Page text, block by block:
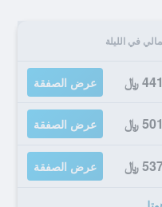
في الليلة
441 ﷼ عرض الصفقة
501 ﷼ عرض الصفقة
﷼ عرض الصفقة